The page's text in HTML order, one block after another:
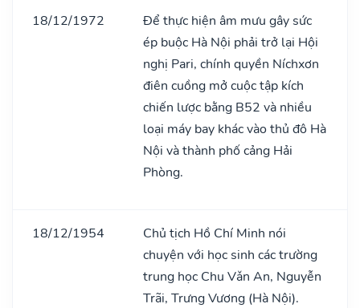
18/12/1972
Để thực hiện âm mưu gây sức
ép buộc Hà Nội phải trở lại Hội
nghị Pari, chính quyền Níchxơn
điên cuồng mở cuộc tập kích
chiến lược bằng B52 và nhiều
loại máy bay khác vào thủ đô Hà
Nội và thành phố cảng Hải
Phòng.
18/12/1954
Chủ tịch Hồ Chí Minh nói
chuyện với học sinh các trường
trung học Chu Vǎn An, Nguyễn
Trãi, Trưng Vương (Hà Nội).